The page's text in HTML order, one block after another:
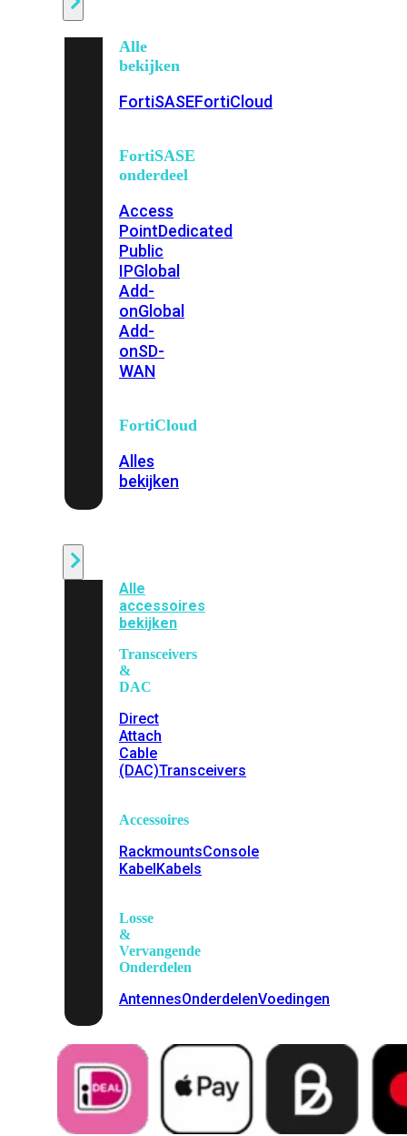
Alle
bekijken
FortiSASEFortiCloud
FortiSASE
onderdeel
Access
PointDedicated
Public
IPGlobal
Add-
onGlobal
Add-
onSD-
WAN
FortiCloud
Alles
bekijken
Alle
accessoires
bekijken
Transceivers
&
DAC
Direct
Attach
Cable
(DAC)Transceivers
Accessoires
RackmountsConsole
KabelKabels
Losse
&
Vervangende
Onderdelen
AntennesOnderdelenVoedingen